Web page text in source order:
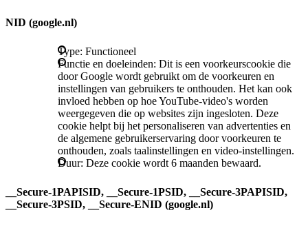
NID (google.nl)
Type: Functioneel
Functie en doeleinden: Dit is een voorkeurscookie die
door Google wordt gebruikt om de voorkeuren en
instellingen van gebruikers te onthouden. Het kan ook
invloed hebben op hoe YouTube-video's worden
weergegeven die op websites zijn ingesloten. Deze
cookie helpt bij het personaliseren van advertenties en
de algemene gebruikerservaring door voorkeuren te
onthouden, zoals taalinstellingen en video-instellingen.
Duur: Deze cookie wordt 6 maanden bewaard.
__Secure-1PAPISID, __Secure-1PSID, __Secure-3PAPISID,
__Secure-3PSID, __Secure-ENID (google.nl)